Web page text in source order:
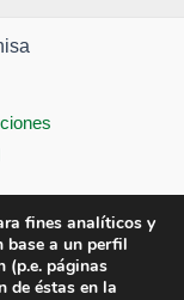
fines analíticos y
base a un perfil
(p.e. páginas
de éstas en la